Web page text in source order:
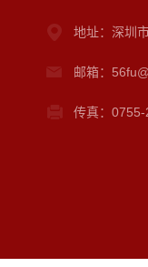
地址：深圳
邮箱：
传真：